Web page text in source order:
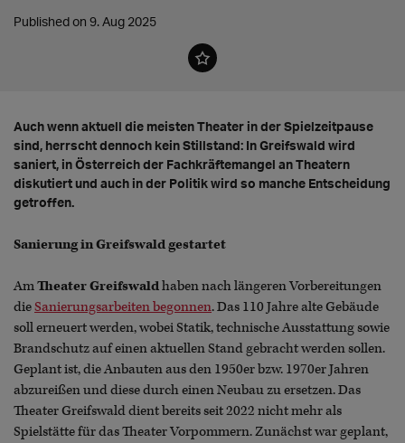
Published on 9. Aug 2025
Auch wenn aktuell die meisten Theater in der Spielzeitpause
sind, herrscht dennoch kein Stillstand: In Greifswald wird
saniert, in Österreich der Fachkräftemangel an Theatern
diskutiert und auch in der Politik wird so manche Entscheidung
getroffen.
Sanierung in Greifswald gestartet
AmTheater Greifswaldhaben nach längeren Vorbereitungen
dieSanierungsarbeiten begonnen. Das 110 Jahre alte Gebäude
soll erneuert werden, wobei Statik, technische Ausstattung sowie
Brandschutz auf einen aktuellen Stand gebracht werden sollen.
Geplant ist, die Anbauten aus den 1950er bzw. 1970er Jahren
abzureißen und diese durch einen Neubau zu ersetzen. Das
Theater Greifswald dient bereits seit 2022 nicht mehr als
Spielstätte für das Theater Vorpommern. Zunächst war geplant,